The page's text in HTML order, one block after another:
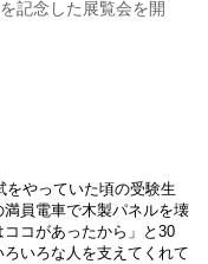
記念した展覧会を開
やっていた頃の受験生
員電車で木製パネルを壊
コがあったから」と30
いろな人を支えてくれて